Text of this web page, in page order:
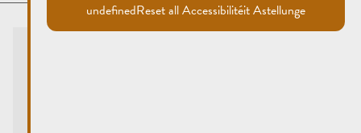
undefinedReset all Accessibilitéit Astellunge